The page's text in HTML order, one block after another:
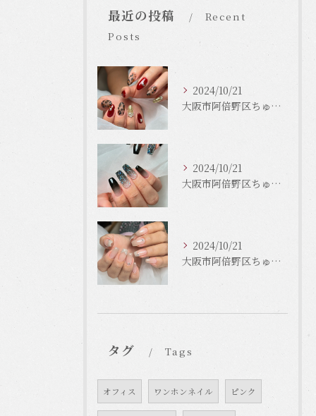
最近の投稿
Recent
Posts
2024/10/21
大阪市阿倍野区ちゅるんネイルはLinonail
2024/10/21
大阪市阿倍野区ちゅるんネイルはLinonail
2024/10/21
大阪市阿倍野区ちゅるんネイルはLinonail
タグ Tags
オフィス ワンホンネイル ピンク